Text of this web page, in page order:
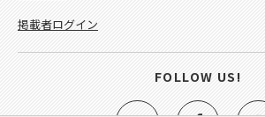
掲載者ログイン
FOLLOW US!